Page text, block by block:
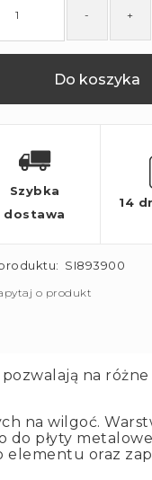
- +
Do koszyka
Szybka
dostawa
14
SI893900
o produkt
na różne
na wilgoć.
płyty
oraz